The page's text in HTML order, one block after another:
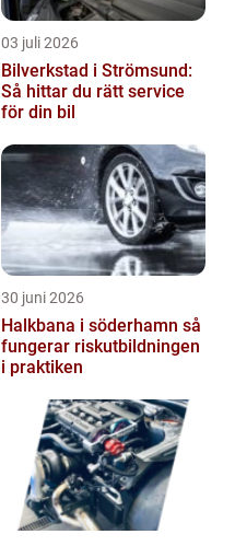
03 juli 2026
Bilverkstad i Strömsund:
Så hittar du rätt service
för din bil
30 juni 2026
Halkbana i söderhamn så
fungerar riskutbildningen
i praktiken